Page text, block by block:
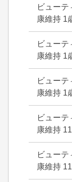
ビュー
康維持 1
ビュー
康維持 1
ビュー
康維持 1
ビュー
康維持
ビュー
康維持